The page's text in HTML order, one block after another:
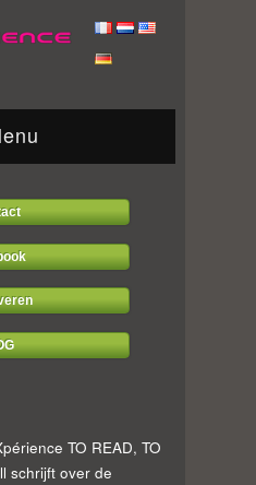
TO READ, TO
schrijft over de